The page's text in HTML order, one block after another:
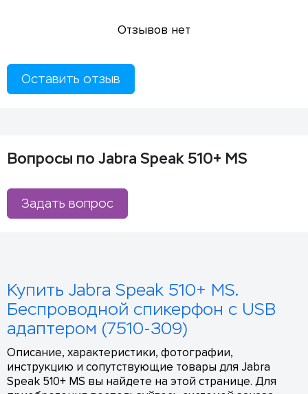
Отзывов нет
Оставить отзыв
Вопросы по Jabra Speak 510+ MS
Задать вопрос
Купить Jabra Speak 510+ MS.
Беспроводной спикерфон с USB
адаптером (7510-309)
Описание, характеристики, фотографии,
инструкцию и сопутствующие товары для Jabra
Speak 510+ MS вы найдете на этой странице. Для